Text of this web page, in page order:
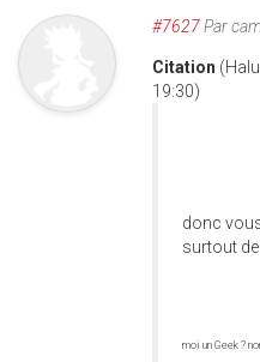
#7627Par
Citation
19:30)
donc
surtout de
moi un Geek ?